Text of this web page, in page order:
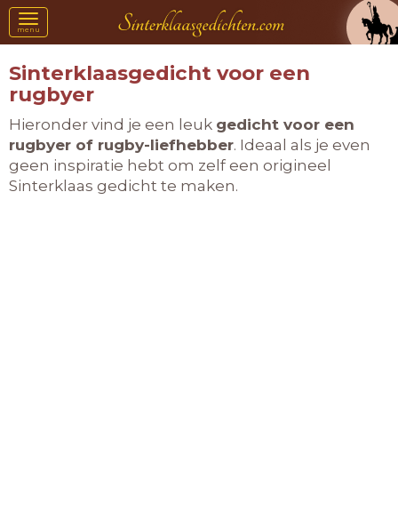
Toggle
navigation
menu
Sinterklaasgedicht voor een
rugbyer
Hieronder vind je een leuk gedicht voor een
rugbyer of rugby-liefhebber. Ideaal als je even
geen inspiratie hebt om zelf een origineel
Sinterklaas gedicht te maken.